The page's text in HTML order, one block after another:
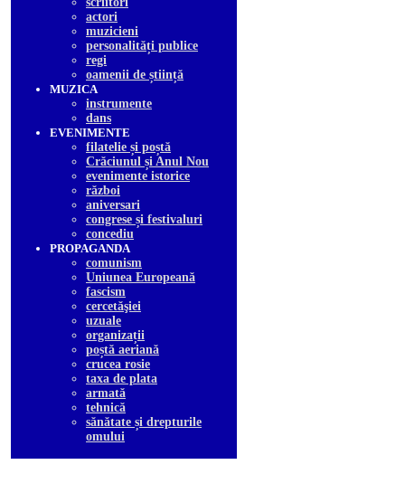
actori
muzicieni
personalități publice
regi
oamenii de știință
MUZICA
instrumente
dans
EVENIMENTE
filatelie și poștă
Crăciunul și Anul Nou
evenimente istorice
război
aniversari
congrese și festivaluri
concediu
PROPAGANDA
comunism
Uniunea Europeană
fascism
cercetăşiei
uzuale
organizații
poștă aeriană
crucea rosie
taxa de plata
armată
tehnică
sănătate și drepturile
omului